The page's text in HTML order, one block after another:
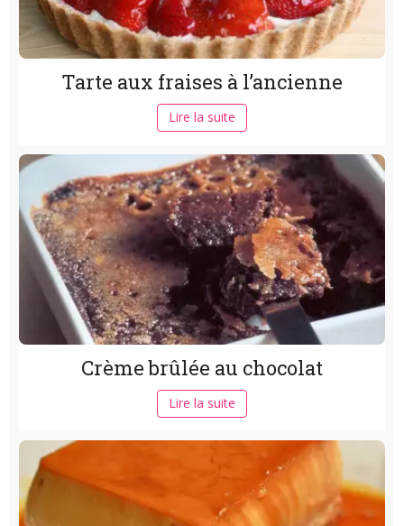
Tarte aux fraises à l’ancienne
Lire la suite
Crème brûlée au chocolat
Lire la suite